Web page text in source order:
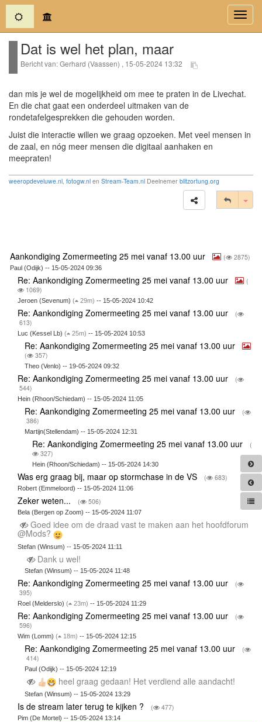
(current)
Dat is wel het plan, maar
Bericht van: Gerhard (Vaassen) , 15-05-2024 13:32
dan mis je wel de mogelijkheid om mee te praten in de Livechat.
En die chat gaat een onderdeel uitmaken van de
rondetafelgesprekken die gehouden worden.
Juist die interactie willen we graag opzoeken. Met veel mensen in
de zaal, en nóg meer mensen die digitaal aanhaken en
meepraten!
weeropdeveluwe.nl fotogw.nl en Stream-Team.nl Deelnemer blitzortung.org
Aankondiging Zomermeeting 25 mei vanaf 13.00 uur ( 2875)
Paul (Odijk) -- 15-05-2024 09:36
Re: Aankondiging Zomermeeting 25 mei vanaf 13.00 uur
(
1069)
Jeroen (Sevenum) ( 29m) -- 15-05-2024 10:42
Re: Aankondiging Zomermeeting 25 mei vanaf 13.00 uur
(
613)
Luc (Kessel Lb) ( 25m) -- 15-05-2024 10:53
Re: Aankondiging Zomermeeting 25 mei vanaf 13.00 uur
( 357)
Theo (Venlo) -- 19-05-2024 09:32
Re: Aankondiging Zomermeeting 25 mei vanaf 13.00 uur
(
544)
Hein (Rhoon/Schiedam) -- 15-05-2024 11:05
Re: Aankondiging Zomermeeting 25 mei vanaf 13.00 uur
(
386)
Martijn(Stellendam) -- 15-05-2024 12:31
Re: Aankondiging Zomermeeting 25 mei vanaf 13.00 uur
(
327)
Hein (Rhoon/Schiedam) -- 15-05-2024 14:30
Was erg graag bij, maar op stormchase in de VS ( 683)
Robert (Emmeloord) -- 15-05-2024 11:06
Zeker weten... ( 506)
Bela (Bergen op Zoom) -- 15-05-2024 11:07
Goed idee om de draad vast te maken aan het hoofdforum
@Mods?
Stefan (Winsum) -- 15-05-2024 11:11
Dank u wel!
Stefan (Winsum) -- 15-05-2024 11:48
Re: Aankondiging Zomermeeting 25 mei vanaf 13.00 uur
(
395)
Roel (Melderslo) ( 23m) -- 15-05-2024 11:29
Re: Aankondiging Zomermeeting 25 mei vanaf 13.00 uur
(
596)
Wim (Lomm) ( 18m) -- 15-05-2024 12:15
Re: Aankondiging Zomermeeting 25 mei vanaf 13.00 uur
(
414)
Paul (Odijk) -- 15-05-2024 12:19
heel graag gedaan! Het verdiend alle aandacht!
Stefan (Winsum) -- 15-05-2024 13:29
Is de stream later terug te kijken ? ( 477)
Pim (De Mortel) -- 15-05-2024 13:14